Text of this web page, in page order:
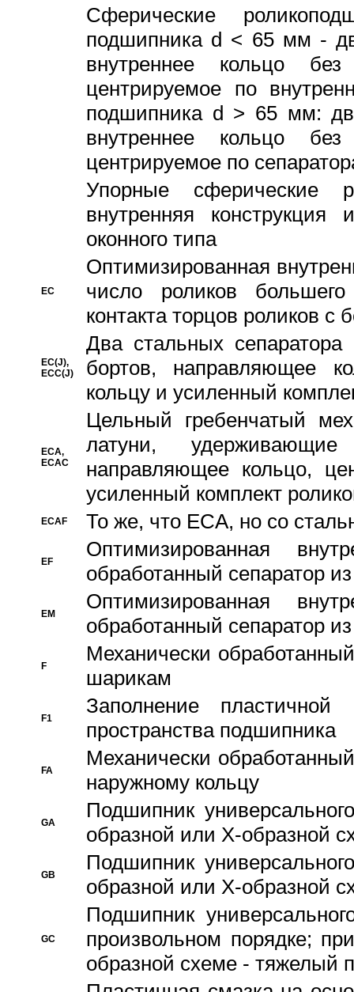
Сферические
подшипника d < 65 мм -
внутреннее кольцо
центрируемое по
подшипника d > 65 мм:
внутреннее кольцо
центрируемое по
Упорные сферические
внутренняя
оконного типа
EC
Oптимизированная
число роликов
контакта торцов роликов с
EC(J),
ECC(J)
Два стальных сепаратора
бортов, направляющее
кольцу и усиленный
ECA,
ECAC
Цельный гребенчатый
латуни,
направляющее кольцо,
усиленный комплект
ECAF То же, что ECA, но со
EF
Оптимизированная
обработанный сепаратор
EM
Оптимизированная
обработанный сепаратор
F
Механически
шарикам
F1
Заполнение
пространства подшипника
FA
Механически
наружному кольцу
GA
Подшипник
образной или Х-образной
GB
Подшипник
образной или Х-образной
GC
Подшипник
произвольном порядке;
образной схеме - тяжелый